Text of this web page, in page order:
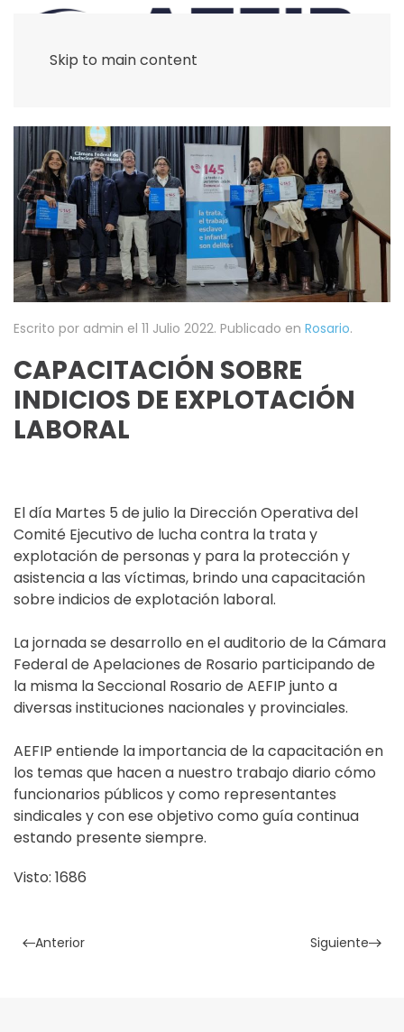
Skip to main content
Escrito por admin el 11 Julio 2022. Publicado en Rosario.
CAPACITACIÓN SOBRE
INDICIOS DE EXPLOTACIÓN
LABORAL
El día Martes 5 de julio la Dirección Operativa del
Comité Ejecutivo de lucha contra la trata y
explotación de personas y para la protección y
asistencia a las víctimas, brindo una capacitación
sobre indicios de explotación laboral.
La jornada se desarrollo en el auditorio de la Cámara
Federal de Apelaciones de Rosario participando de
la misma la Seccional Rosario de AEFIP junto a
diversas instituciones nacionales y provinciales.
AEFIP entiende la importancia de la capacitación en
los temas que hacen a nuestro trabajo diario cómo
funcionarios públicos y como representantes
sindicales y con ese objetivo como guía continua
estando presente siempre.
Visto: 1686
Anterior Siguiente